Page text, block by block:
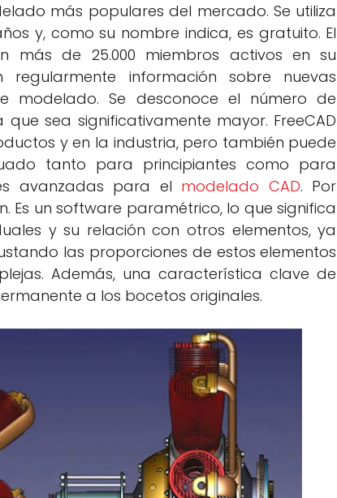
más populares del mercado. Se utiliza
y, como su nombre indica, es gratuito. El
de 25.000 miembros activos en su
información sobre nuevas
modelado. Se desconoce el número de
sea significativamente mayor. FreeCAD
y en la industria, pero también puede
tanto para principiantes como para
avanzadas para el modelado CAD. Por
Es un software paramétrico, lo que significa
y su relación con otros elementos, ya
las proporciones de estos elementos
Además, una característica clave de
a los bocetos originales.